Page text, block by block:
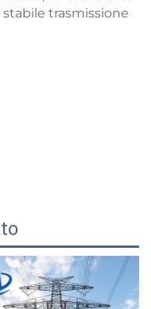
trasmissione